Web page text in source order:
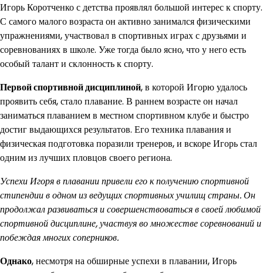
Игорь Коротченко с детства проявлял большой интерес к спорту.
С самого малого возраста он активно занимался физическими
упражнениями, участвовал в спортивных играх с друзьями и
соревнованиях в школе. Уже тогда было ясно, что у него есть
особый талант и склонность к спорту.
Первой спортивной дисциплиной, в которой Игорю удалось
проявить себя, стало плавание. В раннем возрасте он начал
заниматься плаванием в местном спортивном клубе и быстро
достиг выдающихся результатов. Его техника плавания и
физическая подготовка поразили тренеров, и вскоре Игорь стал
одним из лучших пловцов своего региона.
Успехи Игоря в плавании привели его к получению спортивной
стипендии в одном из ведущих спортивных училищ страны. Он
продолжал развиваться и совершенствоваться в своей любимой
спортивной дисциплине, участвуя во множестве соревнований и
побеждая многих соперников.
Однако, несмотря на обширные успехи в плавании, Игорь